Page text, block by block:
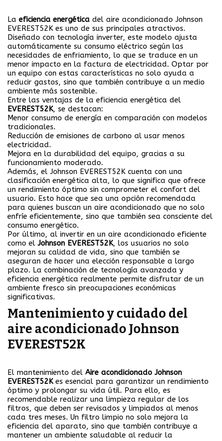
La eficiencia energética del aire acondicionado Johnson
EVEREST52K es uno de sus principales atractivos.
Diseñado con tecnología inverter, este modelo ajusta
automáticamente su consumo eléctrico según las
necesidades de enfriamiento, lo que se traduce en un
menor impacto en la factura de electricidad. Optar por
un equipo con estas características no solo ayuda a
reducir gastos, sino que también contribuye a un medio
ambiente más sostenible.
Entre las ventajas de la eficiencia energética del
EVEREST52K, se destacan:
Menor consumo de energía en comparación con modelos
tradicionales.
Reducción de emisiones de carbono al usar menos
electricidad.
Mejora en la durabilidad del equipo, gracias a su
funcionamiento moderado.
Además, el Johnson EVEREST52K cuenta con una
clasificación energética alta, lo que significa que ofrece
un rendimiento óptimo sin comprometer el confort del
usuario. Esto hace que sea una opción recomendada
para quienes buscan un aire acondicionado que no solo
enfríe eficientemente, sino que también sea consciente del
consumo energético.
Por último, al invertir en un aire acondicionado eficiente
como el Johnson EVEREST52K, los usuarios no solo
mejoran su calidad de vida, sino que también se
aseguran de hacer una elección responsable a largo
plazo. La combinación de tecnología avanzada y
eficiencia energética realmente permite disfrutar de un
ambiente fresco sin preocupaciones económicas
significativas.
Mantenimiento y cuidado del
aire acondicionado Johnson
EVEREST52K
El mantenimiento del Aire acondicionado Johnson
EVEREST52Kes esencial para garantizar un rendimiento
óptimo y prolongar su vida útil. Para ello, es
recomendable realizar una limpieza regular de los
filtros, que deben ser revisados y limpiados al menos
cada tres meses. Un filtro limpio no solo mejora la
eficiencia del aparato, sino que también contribuye a
mantener un ambiente saludable al reducir la